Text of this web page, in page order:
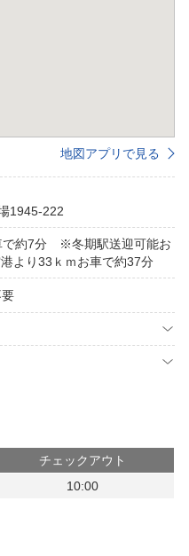
地図アプリで見る
1945-222
で約7分 ※冬期駅送迎可能お
より33ｋｍお車で約37分
チェックアウト
10:00